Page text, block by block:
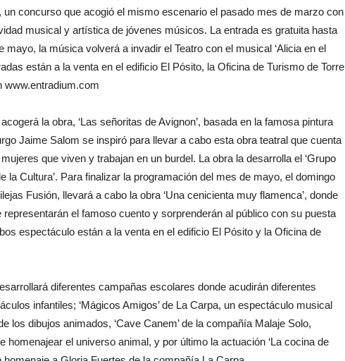
concurso que acogió el mismo escenario el pasado mes de marzo con
musical y artística de jóvenes músicos. La entrada es gratuita hasta
mayo, la música volverá a invadir el Teatro con el musical ‘Alicia en el
están a la venta en el edificio El Pósito, la Oficina de Turismo de Torre
www.entradium.com
la obra, ‘Las señoritas de Avignon’, basada en la famosa pintura
Jaime Salom se inspiró para llevar a cabo esta obra teatral que cuenta
que viven y trabajan en un burdel. La obra la desarrolla el ‘Grupo
la Cultura’. Para finalizar la programación del mes de mayo, el domingo
Fusión, llevará a cabo la obra ‘Una cenicienta muy flamenca’, donde
el famoso cuento y sorprenderán al público con su puesta
espectáculo están a la venta en el edificio El Pósito y la Oficina de
diferentes campañas escolares donde acudirán diferentes
infantiles; ‘Mágicos Amigos’ de La Carpa, un espectáculo musical
los dibujos animados, ‘Cave Canem’ de la compañía Malaje Solo,
homenajear el universo animal, y por último la actuación ‘La cocina de